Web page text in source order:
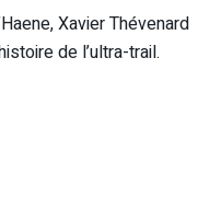
Xavier Thévenard
de l’ultra-trail.